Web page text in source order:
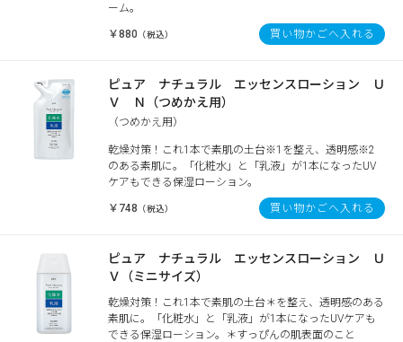
ーム。
￥880 （税込） 買い物かごへ入れる
ピュア ナチュラル エッセンスローション Ｕ
Ｖ Ｎ（つめかえ用）
（つめかえ用）
乾燥対策！これ1本で素肌の土台※1を整え、透明感※2
のある素肌に。「化粧水」と「乳液」が1本になったUV
ケアもできる保湿ローション。
￥748 （税込） 買い物かごへ入れる
ピュア ナチュラル エッセンスローション Ｕ
Ｖ（ミニサイズ）
乾燥対策！これ1本で素肌の土台＊を整え、透明感のある
素肌に。「化粧水」と「乳液」が1本になったUVケアも
できる保湿ローション。＊すっぴんの肌表面のこと